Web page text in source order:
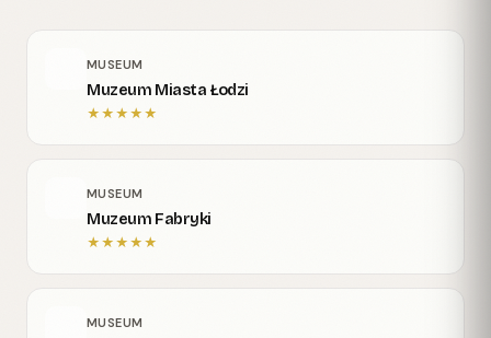
MUSEUM
Muzeum Miasta Łodzi
★★★★★
MUSEUM
Muzeum Fabryki
★★★★★
MUSEUM